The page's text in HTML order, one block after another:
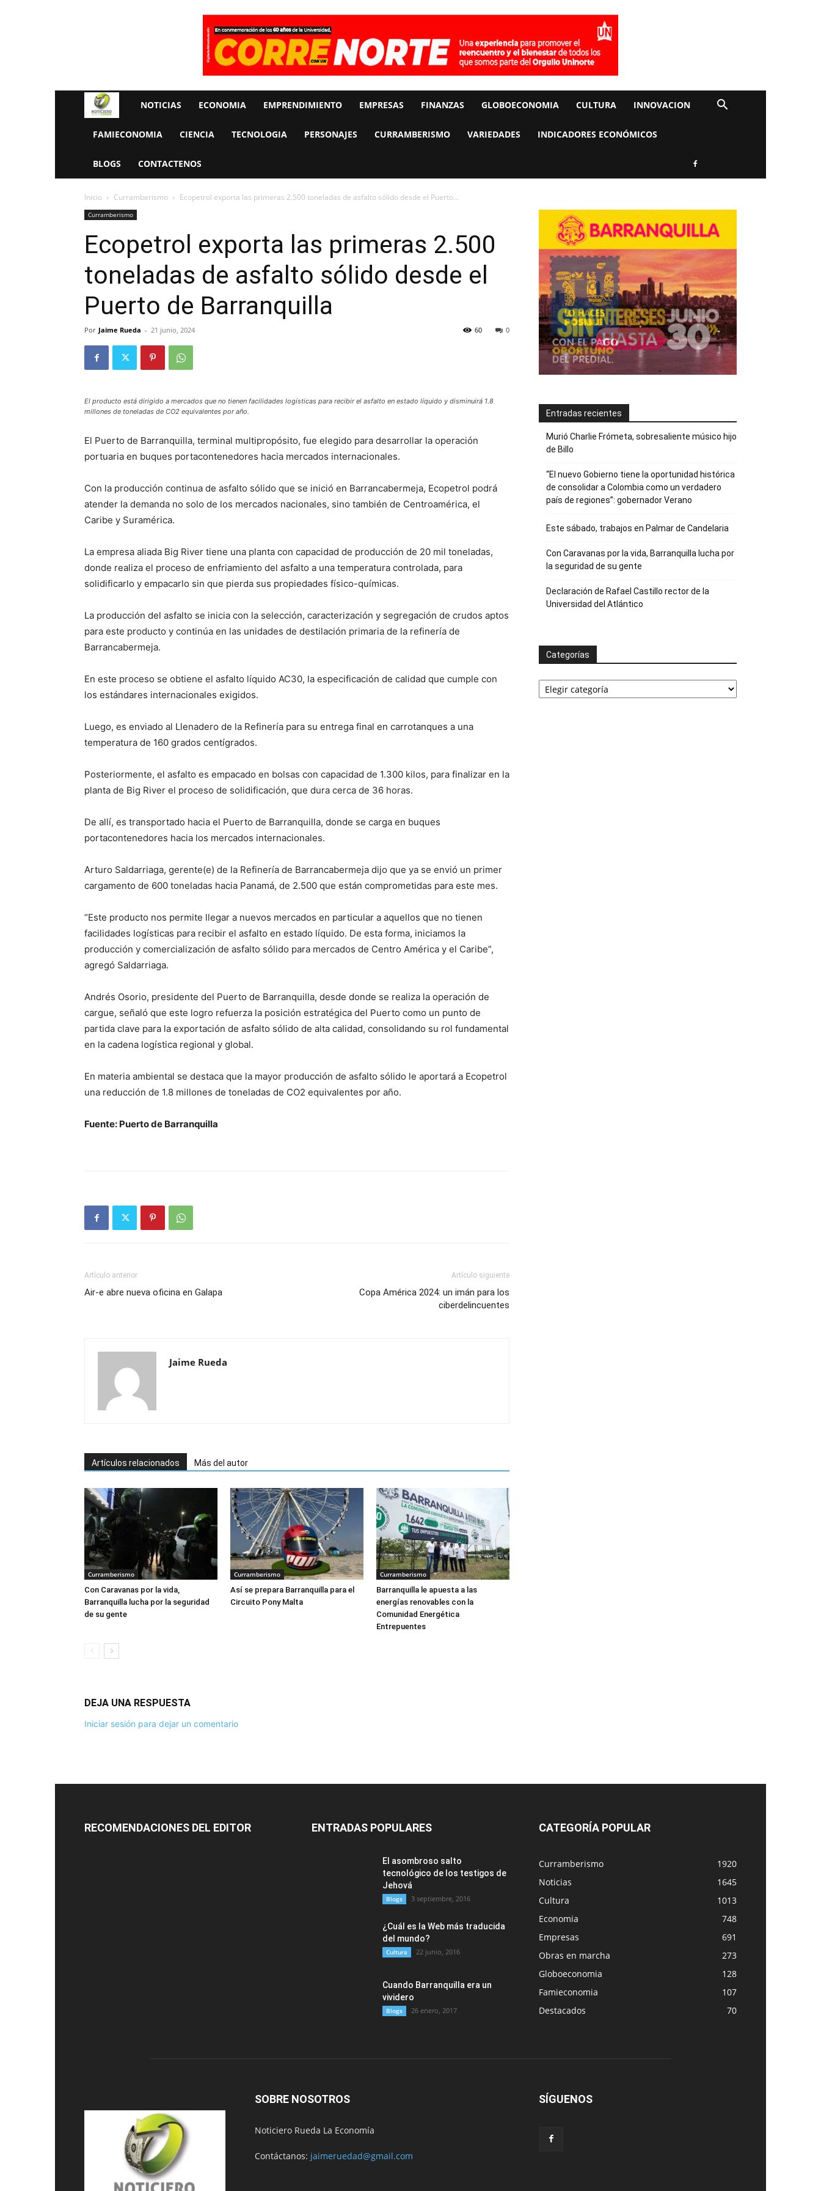
Rueda
La
Economia
NOTICIAS ECONOMIA EMPRENDIMIENTO EMPRESAS FINANZAS GLOBOECONOMIA CULTURA INNOVACION
FAMIECONOMIA CIENCIA TECNOLOGIA PERSONAJES CURRAMBERISMO VARIEDADES INDICADORES ECONÓMICOS
BLOGS CONTACTENOS
Inicio Curramberismo Ecopetrol exporta las primeras 2.500 toneladas de asfalto sólido desde el Puerto...
Curramberismo
Ecopetrol exporta las primeras 2.500
toneladas de asfalto sólido desde el
Puerto de Barranquilla
Por Jaime Rueda - 21 junio, 2024 0
60
El producto está dirigido a mercados que no tienen facilidades logísticas para recibir el asfalto en estado líquido y disminuirá 1.8
millones de toneladas de CO2 equivalentes por año.
El Puerto de Barranquilla, terminal multipropósito, fue elegido para desarrollar la operación
portuaria en buques portacontenedores hacia mercados internacionales.
Con la producción continua de asfalto sólido que se inició en Barrancabermeja, Ecopetrol podrá
atender la demanda no solo de los mercados nacionales, sino también de Centroamérica, el
Caribe y Suramérica.
La empresa aliada Big River tiene una planta con capacidad de producción de 20 mil toneladas,
donde realiza el proceso de enfriamiento del asfalto a una temperatura controlada, para
solidificarlo y empacarlo sin que pierda sus propiedades físico-químicas.
La producción del asfalto se inicia con la selección, caracterización y segregación de crudos aptos
para este producto y continúa en las unidades de destilación primaria de la refinería de
Barrancabermeja.
En este proceso se obtiene el asfalto líquido AC30, la especificación de calidad que cumple con
los estándares internacionales exigidos.
Luego, es enviado al Llenadero de la Refinería para su entrega final en carrotanques a una
temperatura de 160 grados centígrados.
Posteriormente, el asfalto es empacado en bolsas con capacidad de 1.300 kilos, para finalizar en la
planta de Big River el proceso de solidificación, que dura cerca de 36 horas.
De allí, es transportado hacia el Puerto de Barranquilla, donde se carga en buques
portacontenedores hacia los mercados internacionales.
Arturo Saldarriaga, gerente(e) de la Refinería de Barrancabermeja dijo que ya se envió un primer
cargamento de 600 toneladas hacia Panamá, de 2.500 que están comprometidas para este mes.
“Este producto nos permite llegar a nuevos mercados en particular a aquellos que no tienen
facilidades logísticas para recibir el asfalto en estado líquido. De esta forma, iniciamos la
producción y comercialización de asfalto sólido para mercados de Centro América y el Caribe”,
agregó Saldarriaga.
Andrés Osorio, presidente del Puerto de Barranquilla, desde donde se realiza la operación de
cargue, señaló que este logro refuerza la posición estratégica del Puerto como un punto de
partida clave para la exportación de asfalto sólido de alta calidad, consolidando su rol fundamental
en la cadena logística regional y global.
En materia ambiental se destaca que la mayor producción de asfalto sólido le aportará a Ecopetrol
una reducción de 1.8 millones de toneladas de CO2 equivalentes por año.
Fuente: Puerto de Barranquilla
Artículo anterior
Air-e abre nueva oficina en Galapa
Artículo siguiente
Copa América 2024: un imán para los
ciberdelincuentes
Jaime Rueda
Artículos relacionados Más del autor
Curramberismo
Con Caravanas por la vida,
Barranquilla lucha por la seguridad
de su gente
Curramberismo
Así se prepara Barranquilla para el
Circuito Pony Malta
Curramberismo
Barranquilla le apuesta a las
energías renovables con la
Comunidad Energética
Entrepuentes
DEJA UNA RESPUESTA
Iniciar sesión para dejar un comentario
Entradas recientes
Murió Charlie Frómeta, sobresaliente músico hijo
de Billo
“El nuevo Gobierno tiene la oportunidad histórica
de consolidar a Colombia como un verdadero
país de regiones”: gobernador Verano
Este sábado, trabajos en Palmar de Candelaria
Con Caravanas por la vida, Barranquilla lucha por
la seguridad de su gente
Declaración de Rafael Castillo rector de la
Universidad del Atlántico
Categorías
Categorías
RECOMENDACIONES DEL EDITOR ENTRADAS POPULARES
El asombroso salto
tecnológico de los testigos de
Jehová
Blogs 3 septiembre, 2016
¿Cuál es la Web más traducida
del mundo?
Cultura 22 junio, 2016
Cuando Barranquilla era un
vividero
Blogs 26 enero, 2017
CATEGORÍA POPULAR
Curramberismo
1920
Noticias
1645
Cultura
1013
Economia
748
Empresas
691
Obras en marcha
273
Globoeconomia
128
Famieconomia
107
Destacados
70
SOBRE NOSOTROS
Noticiero Rueda La Economía
Contáctanos: jaimeruedad@gmail.com
SÍGUENOS